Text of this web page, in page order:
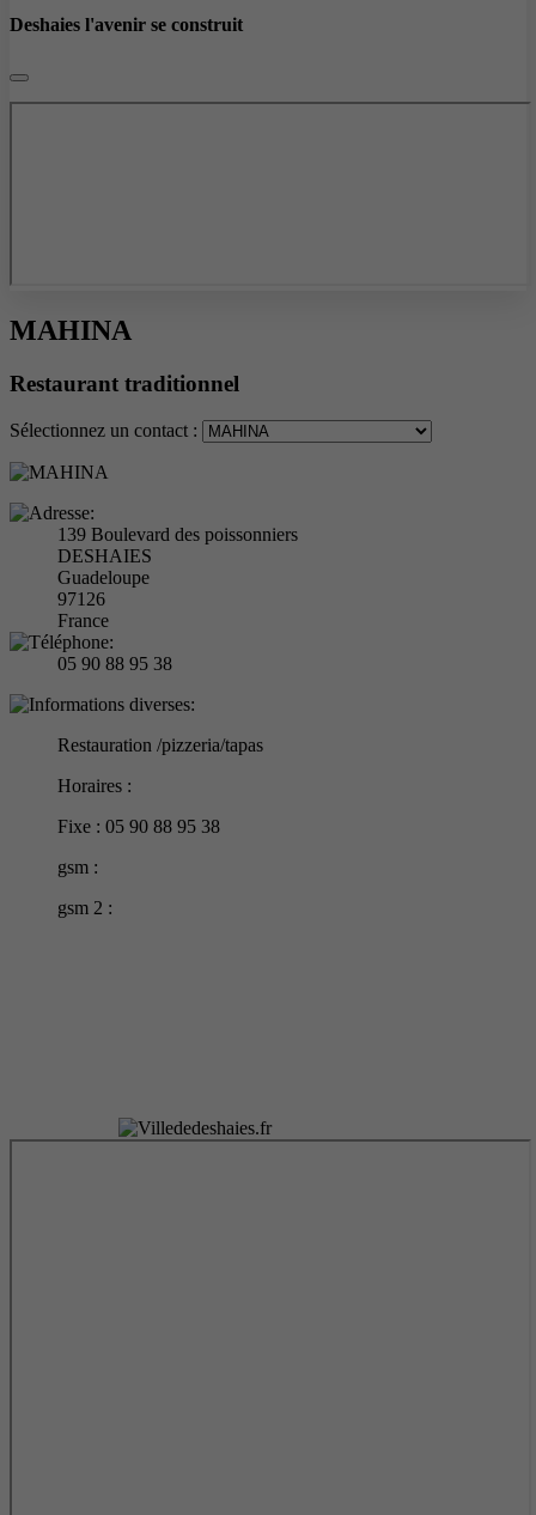
Deshaies l'avenir se construit
MAHINA
Restaurant traditionnel
Sélectionnez un contact :
139 Boulevard des poissonniers
DESHAIES
Guadeloupe
97126
France
05 90 88 95 38
Restauration /pizzeria/tapas
Horaires :
Fixe : 05 90 88 95 38
gsm :
gsm 2 :